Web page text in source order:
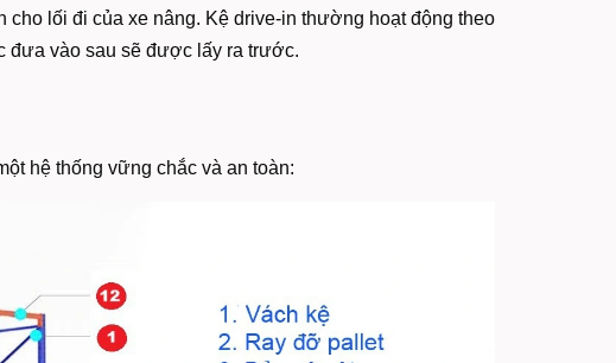
lối đi của xe nâng. Kệ drive-in thường hoạt động theo
đưa vào sau sẽ được lấy ra trước.
hệ thống vững chắc và an toàn: